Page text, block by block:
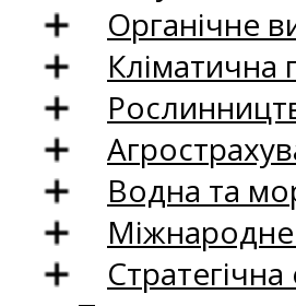
Органічне
Кліматична
Водна та
Міжнародне